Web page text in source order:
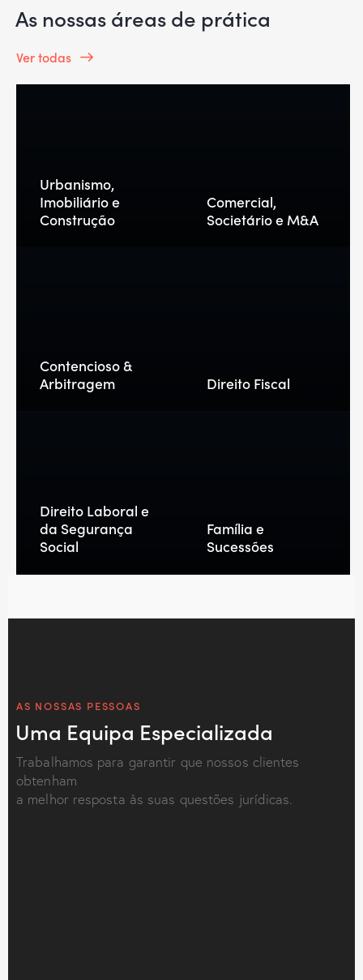
As nossas áreas de prática
Ver todas
Urbanismo,
Imobiliário e
Construção
Comercial,
Societário e M&A
Contencioso &
Arbitragem
Direito Fiscal
Direito Laboral e
da Segurança
Social
Família e
Sucessões
AS NOSSAS PESSOAS
Uma Equipa Especializada
Trabalhamos para garantir que nossos clientes
obtenham
a melhor resposta às suas questões jurídicas.